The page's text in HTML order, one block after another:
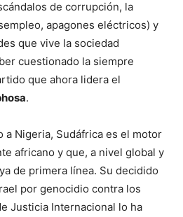
de corrupción, la
apagones eléctricos) y
que vive la sociedad
cuestionado la siempre
que ahora lidera el
.
a Nigeria, Sudáfrica es el motor
africano y que, a nivel global y
de primera línea. Su decidido
por genocidio contra los
Justicia Internacional lo ha